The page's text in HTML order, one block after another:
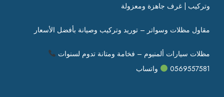
وتركيب | غرف جاهزة ومعزولة
مقاول مظلات وسواتر – توريد وتركيب وصيانة بأفضل الأسعار
مظلات سيارات ألمنيوم – فخامة ومتانة تدوم لسنوات
0569557581
واتساب